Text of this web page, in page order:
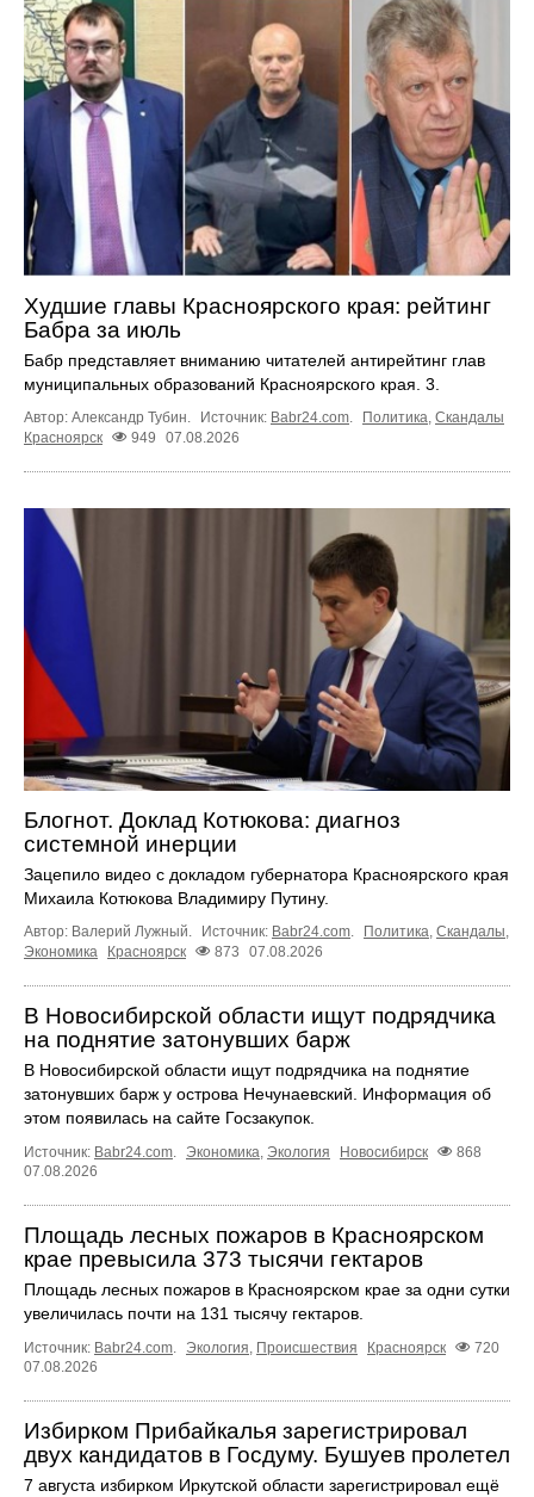
Худшие главы Красноярского края: рейтинг
Бабра за июль
Бабр представляет вниманию читателей антирейтинг глав
муниципальных образований Красноярского края. 3.
Автор: Александр Тубин. Источник: Babr24.com. Политика, Скандалы
Красноярск
949 07.08.2026
Блогнот. Доклад Котюкова: диагноз
системной инерции
Зацепило видео с докладом губернатора Красноярского края
Михаила Котюкова Владимиру Путину.
Автор: Валерий Лужный. Источник: Babr24.com Политика Скандалы
Экономика
Красноярск 873 07.08.2026
В Новосибирской области ищут подрядчика
на поднятие затонувших барж
В Новосибирской области ищут подрядчика на поднятие
затонувших барж у острова Нечунаевский. Информация об
этом появилась на сайте Госзакупок.
Источник: Babr24.com. Экономика, Экология Новосибирск
868
07.08.2026
Площадь лесных пожаров в Красноярском
крае превысила 373 тысячи гектаров
Площадь лесных пожаров в Красноярском крае за одни сутки
увеличилась почти на 131 тысячу гектаров.
Источник: Babr24.com. Экология, Происшествия Красноярск
720
07.08.2026
Избирком Прибайкалья зарегистрировал
двух кандидатов в Госдуму. Бушуев пролетел
7 августа избирком Иркутской области зарегистрировал ещё